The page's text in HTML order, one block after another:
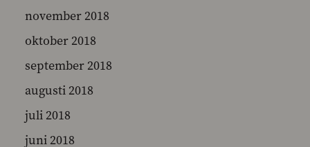
november 2018
oktober 2018
september 2018
augusti 2018
juli 2018
juni 2018